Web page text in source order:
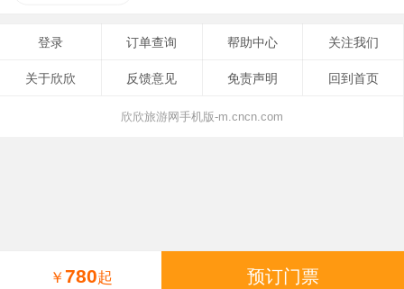
登录 订单查询 帮助中心 关注我们
关于欣欣 反馈意见 免责声明 回到首页
欣欣旅游网手机版-m.cncn.com
￥ 780起 预订门票